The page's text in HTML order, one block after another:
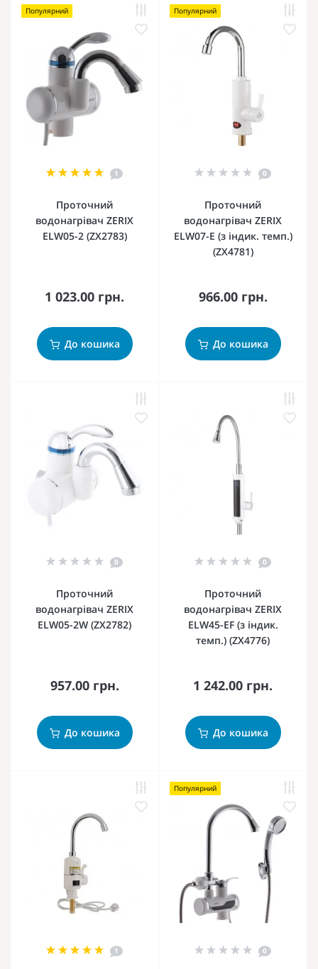
Популярний
1
Проточний
водонагрівач ZERIX
ELW05-2 (ZX2783)
1 023.00 грн.
До кошика
Популярний
0
Проточний
водонагрівач ZERIX
ELW07-E (з індик. темп.)
(ZX4781)
966.00 грн.
До кошика
0
Проточний
водонагрівач ZERIX
ELW05-2W (ZX2782)
957.00 грн.
До кошика
0
Проточний
водонагрівач ZERIX
ELW45-EF (з індик.
темп.) (ZX4776)
1 242.00 грн.
До кошика
1
Популярний
0